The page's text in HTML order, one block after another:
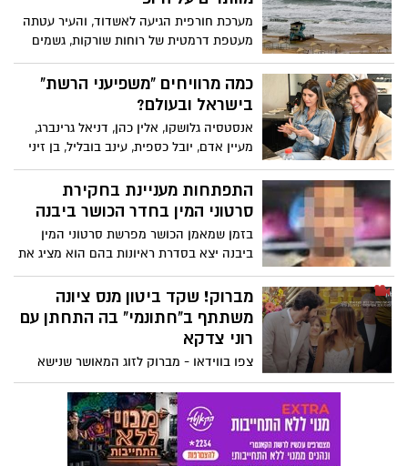
מערכת חורפית הגיעה לאשדוד, והעיר עטתה
מעטפת דרמטית של רוחות שורקות, גשמים
כבדים וים סוער. אך למרות מזג האוויר , רבים
מתושבי העיר לא נותרו בבתים – אלא יצאו
חמושים במצלמות אל הרחובות והחופים,
כמה מרוויחים "משפיעני הרשת"
בישראל ובעולם?
אנסטסיה גלושקו, אלין כהן, דניאל גרינברג,
מעיין אדם, יובל כספית, עינב בובליל, בן זיני
ועוד חיים מההשפעה שלהם עליכם - כמה הם
מרוויחים בשנה וכמה מרוויחים בעולם
המשפיענים
התפתחות מעניינת בחקירת
סרטוני המין בחדר הכושר ביבנה
בזמן שמאמן הכושר מפרשת סרטוני המין
ביבנה יצא בסדרת ראיונות בהם הוא מציג את
עצמו כקורבן, עולה השאלה – הכיצד סרטונים
מלפני שנה וחצי נשמרו. האם בעצם
הסרטונים היו בטלפון הנייד שלו? האם מישהו
הקשור אליו ישירות הפיץ אותם? מבחינת
זמנים יש אי דיוקים, לכן המשטרה מבקשת
להרחיב את החקירה ולבחון גם את עצם
שמירת הסרטונים. תעלה השאלה מדוע אלו
נשמרו במערכת או בנייד של בעל מכון הכושר?
עתה המשטרה מגישה בקשה לחדור אל
מכשיר הטלפון הנייד של מאמן הכושר.
מברוק! שקד ביטון מנס ציונה
משתתף ב"חתונמי" בה התחתן עם
רוני צדקא
צפו בווידאו - מברוק לזוג המאושר שנישא
אמש בסדרה חתונה ממבט ראשון. החתן הינו
בן נס ציונה שקד ביטון דוברו של חה"כ מעירנו
בועז טופורובסקי ומועמד למועצת העיר
ברשימה של בוקסר והכלה היא רוני צדקא.
השניים נפגשו כידוע לראשונה בחופה.